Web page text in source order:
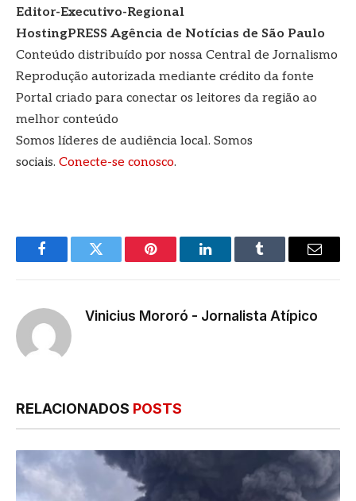
Editor-Executivo-Regional
HostingPRESS Agência de Notícias de São Paulo
Conteúdo distribuído por nossa Central de Jornalismo
Reprodução autorizada mediante crédito da fonte
Portal criado para conectar os leitores da região ao
melhor conteúdo
Somos líderes de audiência local. Somos
sociais. Conecte-se conosco.
FacebookTwitter Pinterest LinkedInTumblr
E-
Vinicius Mororó - Jornalista Atípico
RELACIONADOS POSTS